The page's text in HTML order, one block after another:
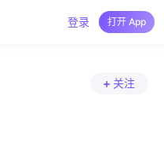
登录 打开 App
关注